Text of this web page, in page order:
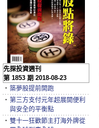
先探投資週刊
第 1853 期 2018-08-23
‧ 築夢股提前開跑
‧ 第三方支付元年超展開便利
與安全的平衡點
‧ 雙十一狂歡節主打海外牌從